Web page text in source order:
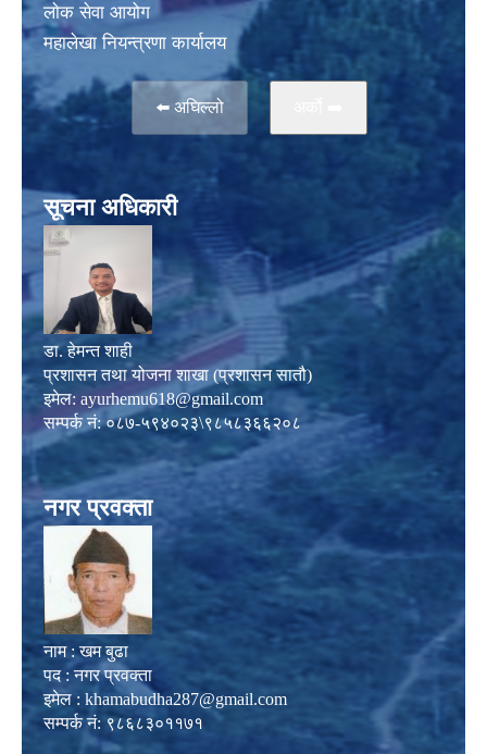
लाेक सेवा आयोग
महालेखा नियन्त्रणा कार्यालय
⬅️ अघिल्लो
सूचना अधिकारी
डा. हेमन्त शाही
प्रशासन तथा योजना शाखा (प्रशासन सातौ)
इमेल: ayurhemu618@gmail.com
सम्पर्क नं: ०८७-५९४०२३\९८५८३६६२०८
नगर प्रवक्ता
नाम : खम बुढा
पद : नगर प्रवक्ता
इमेल : khamabudha287@gmail.com
सम्पर्क नं: ९८६८३०११७१